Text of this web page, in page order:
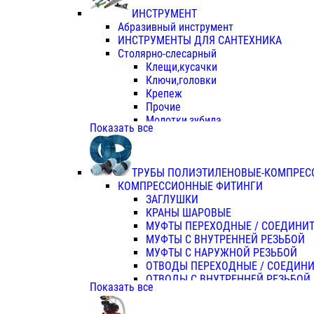
ИНСТРУМЕНТ
Абразивный инструмент
ИНСТРУМЕНТЫ ДЛЯ САНТЕХНИКА
Столярно-слесарный
Клещи,кусачки
Ключи,головки
Крепеж
Прочие
Молотки,зубила
Пассатижи,тонкогубцы,утконосы
Отвертки
Хоз. инвентарь
ЭЛ. ИНСТРУМЕНТ OASIS
Показать все
ТРУБЫ ПОЛИЭТИЛЕНОВЫЕ-
КОМПРЕССИОННЫЕ ФИТИНГИ
ЗАГЛУШКИ
КРАНЫ ШАРОВЫЕ
МУФТЫ ПЕРЕХОДНЫЕ /
МУФТЫ С ВНУТРЕННЕЙ РЕЗЬБОЙ
МУФТЫ С НАРУЖНОЙ РЕЗЬБОЙ
ОТВОДЫ ПЕРЕХОДНЫЕ /
ОТВОДЫ С ВНУТРЕННЕЙ РЕЗЬБОЙ
ОТВОДЫ С НАРУЖНОЙ РЕЗЬБОЙ
Показать все